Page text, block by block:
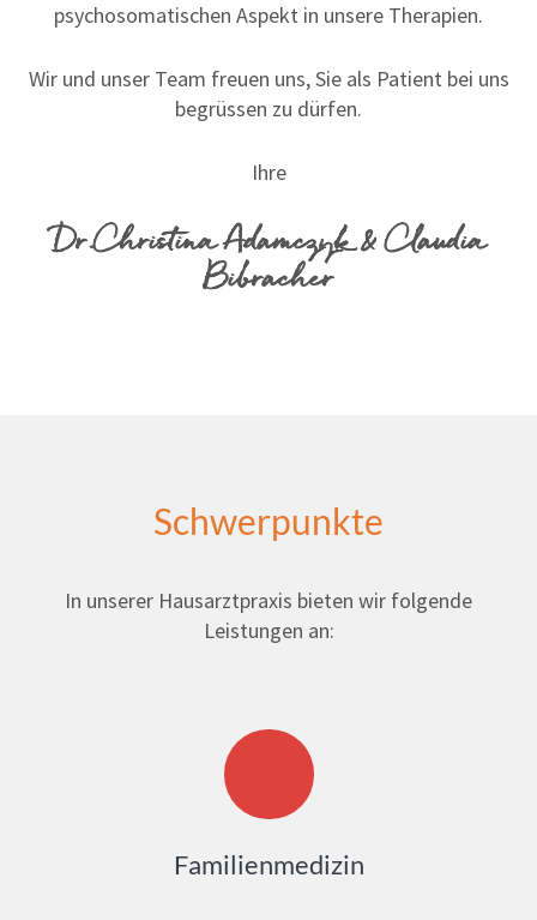
psychosomatischen Aspekt in unsere Therapien.
Wir und unser Team freuen uns, Sie als Patient bei uns
begrüssen zu dürfen.
Ihre
Dr.Christina Adamczyk & Claudia
Bibracher
Schwerpunkte
In unserer Hausarztpraxis bieten wir folgende
Leistungen an:
Familienmedizin